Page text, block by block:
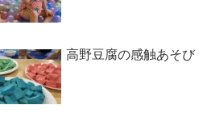
高野豆腐の感触あそび